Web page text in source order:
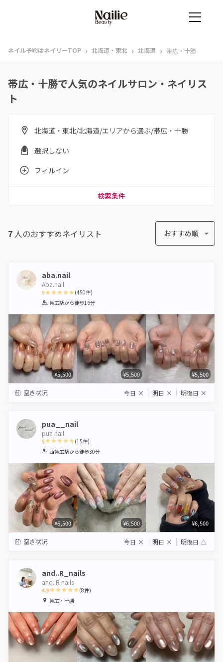
ネイル予約はネイリーTOP › 北海道・東北 › 北海道 › 帯広・十勝
帯広・十勝で人気のネイルサロン・ネイリス
ト
北海道・東北/北海道/エリアから選ぶ/帯広・十勝
選択しない
フィルイン
検索条件
7 人のおすすめネイリスト おすすめ順
aba.nail
Aba.nail
5
1 2 3 4 5
(450件)
帯広駅から徒歩16分
¥5,500 ¥5,500 ¥5,500
空き状況 今日 × 明日 × 明後日 ×
pua__nail
pua nail
5
1 2 3 4 5
(15件)
西帯広駅から徒歩30分
¥6,500 ¥6,500 ¥6,500
空き状況 今日 × 明日 × 明後日 △
and..R_nails
and..R nails
4.9
1 2 3 4 5
(8件)
帯広・十勝